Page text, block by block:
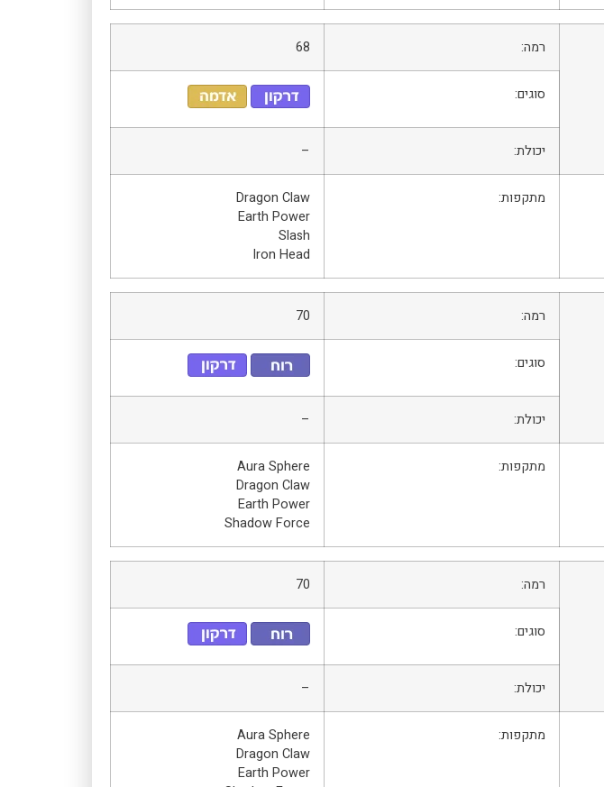
רמה: 68
סוגים:
יכולת: –
מתקפות:
Dragon Claw
Earth Power
Slash
Iron Head
רמה: 70
סוגים:
יכולת: –
מתקפות:
Aura Sphere
Dragon Claw
Earth Power
Shadow Force
רמה: 70
סוגים:
יכולת: –
מתקפות:
Aura Sphere
Dragon Claw
Earth Power